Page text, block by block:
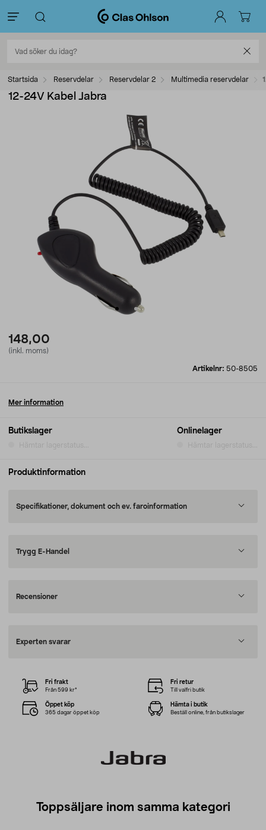
Startsida Reservdelar Reservdelar 2 Multimedia reservdelar
12-24V Kabel Jabra
148,00
(inkl. moms)
Artikelnr: 50-8505
Butikslager
Hämtar lagerstatus...
Onlinelager
Hämtar lagerstatus...
Mer information
Produktinformation
Specifikationer, dokument och ev. faroinformation
Trygg E-Handel
Recensioner
Experten svarar
Fri frakt
Från 599 kr*
Fri retur
Till valfri butik
Öppet köp
365 dagar öppet köp
Hämta i butik
Beställ online, från butikslager
Toppsäljare inom samma kategori